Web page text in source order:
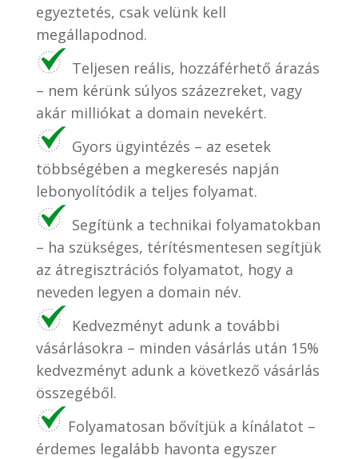
egyeztetés, csak velünk kell
megállapodnod.
Teljesen reális, hozzáférhető árazás
– nem kérünk súlyos százezreket, vagy
akár milliókat a domain nevekért.
Gyors ügyintézés – az esetek
többségében a megkeresés napján
lebonyolítódik a teljes folyamat.
Segítünk a technikai folyamatokban
– ha szükséges, térítésmentesen segítjük
az átregisztrációs folyamatot, hogy a
neveden legyen a domain név.
Kedvezményt adunk a további
vásárlásokra – minden vásárlás után 15%
kedvezményt adunk a következő vásárlás
összegéből.
Folyamatosan bővítjük a kínálatot –
érdemes legalább havonta egyszer